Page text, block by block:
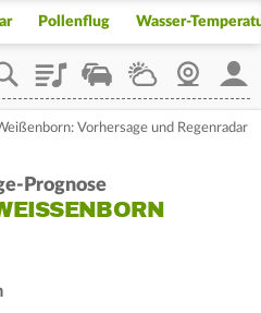
Pollenflug Wasser-
PlaylistStaupilotWetterWebcam
Vorhersage und Regenradar
Prognose